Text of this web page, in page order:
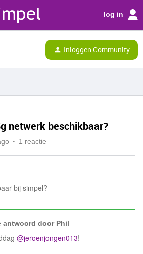
log in
Inloggen Community
netwerk beschikbaar?
1 reactie
bij simpel?
antwoord doorPhil
@jeroenjongen013!